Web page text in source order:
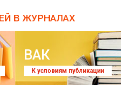
В ЖУРНАЛАХ
ВАК
К условиям публикации